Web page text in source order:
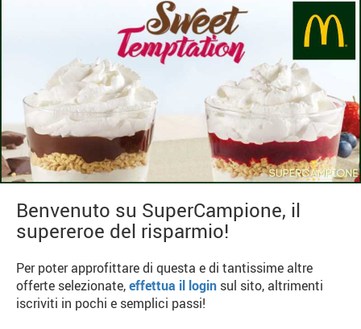
Benvenuto su SuperCampione, il
supereroe del risparmio!
Per poter approfittare di questa e di tantissime altre
offerte selezionate,effettua il login sul sito, altrimenti
iscriviti in pochi e semplici passi!